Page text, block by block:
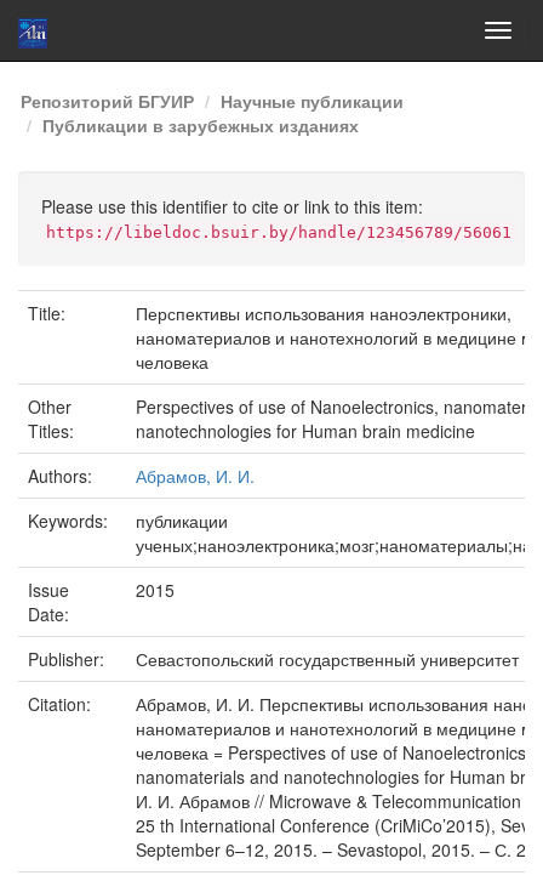
Skip
navigation
Репозиторий БГУИР
Научные публикации
Публикации в зарубежных изданиях
Please use this identifier to cite or link to this item:
https://libeldoc.bsuir.by/handle/123456789/56061
Title:
Перспективы использования наноэлектроники,
наноматериалов и нанотехнологий в медицине
человека
Other
Titles:
Perspectives of use of Nanoelectronics,
nanotechnologies for Human brain medicine
Authors:
Абрамов, И. И.
Keywords:
публикации
Issue
Date:
2015
Publisher:
Севастопольский государственный университет
Citation:
Абрамов, И. И. Перспективы использования
наноматериалов и нанотехнологий в медицине
человека = Perspectives of use of Nanoelectronics,
nanomaterials and nanotechnologies for Human
И. И. Абрамов // Microwave & Telecommunication
25 th International Conference (CriMiCo’2015),
September 6–12, 2015. – Sevastopol, 2015. – С.